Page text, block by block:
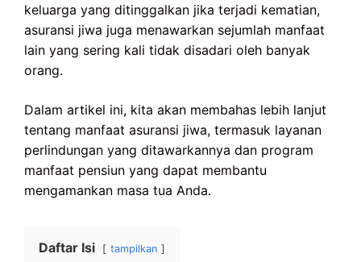
keluarga yang ditinggalkan jika terjadi kematian,
asuransi jiwa juga menawarkan sejumlah manfaat
lain yang sering kali tidak disadari oleh banyak
orang.
Dalam artikel ini, kita akan membahas lebih lanjut
tentang manfaat asuransi jiwa, termasuk layanan
perlindungan yang ditawarkannya dan program
manfaat pensiun yang dapat membantu
mengamankan masa tua Anda.
Daftar Isi tampilkan